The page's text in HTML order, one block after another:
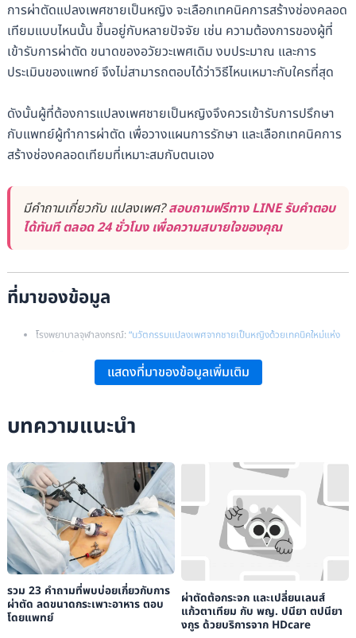
การผ่าตัดแปลงเพศชายเป็นหญิง จะเลือกเทคนิคการสร้างช่องคลอด
เทียมแบบไหนนั้น ขึ้นอยู่กับหลายปัจจัย เช่น ความต้องการของผู้ที่
เข้ารับการผ่าตัด ขนาดของอวัยวะเพศเดิม งบประมาณ และการ
ประเมินของแพทย์ จึงไม่สามารถตอบได้ว่าวิธีไหนเหมาะกับใครที่สุด
ดังนั้นผู้ที่ต้องการแปลงเพศชายเป็นหญิงจึงควรเข้ารับการปรึกษา
กับแพทย์ผู้ทำการผ่าตัด เพื่อวางแผนการรักษา และเลือกเทคนิคการ
สร้างช่องคลอดเทียมที่เหมาะสมกับตนเอง
มีคำถามเกี่ยวกับ แปลงเพศ?สอบถามฟรีทาง LINE รับคำตอบ
ได้ทันที ตลอด 24 ชั่วโมง เพื่อความสบายใจของคุณ
ที่มาของข้อมูล
โรงพยาบาลจุฬาลงกรณ์: “นวัตกรรมแปลงเพศจากชายเป็นหญิงด้วยเทคนิคใหม่แห่ง
โรงพยาบาลศัลยกรรมตกแต่ง กมล:“ผ่าตัดแปลงเพศชายเป็นหญิง (MTF Sex
“MTF ข้อมูลเชิงลึกแปลงเพศ”
แสดงที่มาของข้อมูลเพิ่มเติม
บทความแนะนำ
รวม 23 คำถามที่พบบ่อยเกี่ยวกับการ
ผ่าตัด ลดขนาดกระเพาะอาหาร ตอบ
โดยแพทย์
ผ่าตัดต้อกระจก และเปลี่ยนเลนส์
แก้วตาเทียม กับ พญ. ปนียา ตปนียา
งกูร ด้วยบริการจาก HDcare